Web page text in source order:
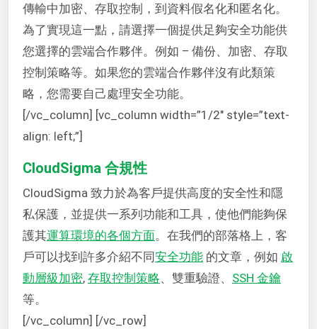
傳輸中加密、存取控制，到資料假名化和匿名化。
為了實現這一點，請選擇一個提供足夠安全功能供
您選擇的雲端合作夥伴。例如 – 備份、加密、存取
控制策略等。如果您的雲端合作夥伴沒有此類策
略，您需要自己處理安全功能。
[/vc_column] [vc_column width=”1/2″ style=”text-
align: left;”]
CloudSigma 合規性
CloudSigma 致力於為客戶提供高度的安全性和隱
私保護，並提供一系列功能和工具，使他們能夠保
護其運算環境的各個方面。在我們的部落格上，客
戶可以找到許多介紹不同安全功能 的文章，例如 啟
動層級加密, 存取控制策略、雙重驗證、 SSH 金鑰
等。
[/vc_column] [/vc_row]